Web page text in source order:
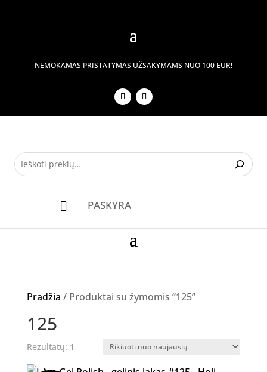
NEMOKAMAS PRISTATYMAS UŽSAKYMAMS NUO 100 EUR!
 PASKYRA
Pradžia / Produktai su žymomis “125”
125
Rezultatų: 1